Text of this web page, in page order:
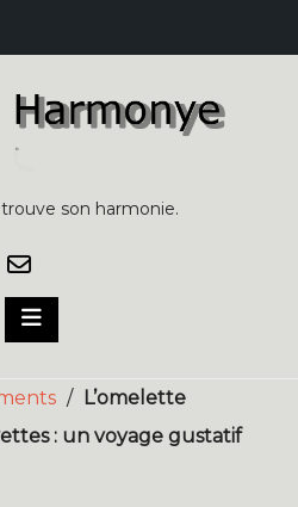
son harmonie.
/
L’omelette
: un voyage gustatif